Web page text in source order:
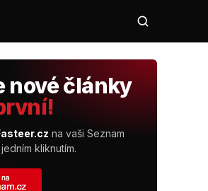
nové články
na vaši Seznam
kliknutím.